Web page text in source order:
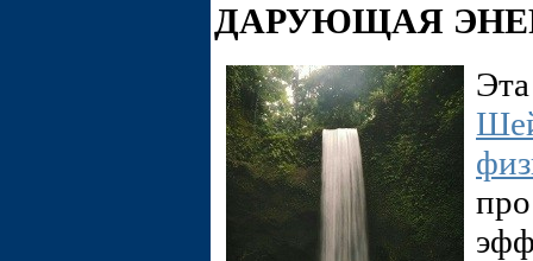
ДАРУЮЩАЯ